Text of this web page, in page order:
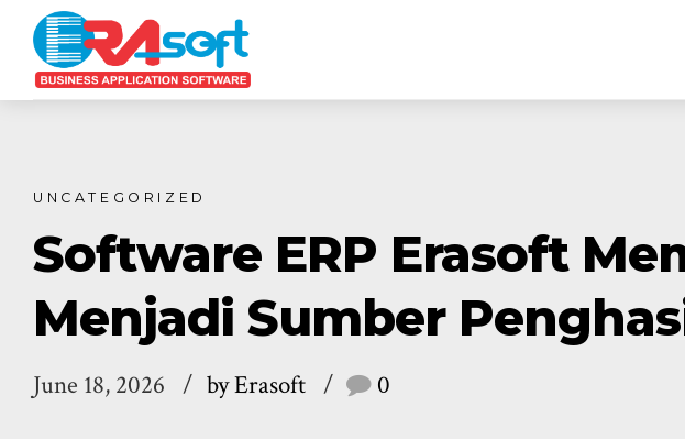
UNCATEGORIZED
Software ERP Erasoft
Menjadi Sumber
June 18, 2026 by Erasoft 0